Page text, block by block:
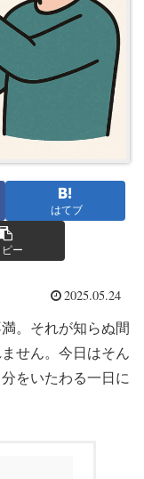
はてブ
ピー
2025.05.24
。それが知らぬ間
せん。今日はそん
をいたわる一日に